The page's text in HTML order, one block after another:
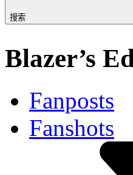
搜索
Blazer’s
Fanposts
Fanshots